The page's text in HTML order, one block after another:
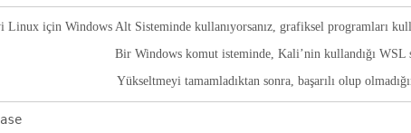
Linux için Windows Alt Sisteminde kullanıyorsanız, grafiksel programları
Bir Windows komut isteminde, Kali’nin kullandığı
Yükseltmeyi tamamladıktan sonra, başarılı olup